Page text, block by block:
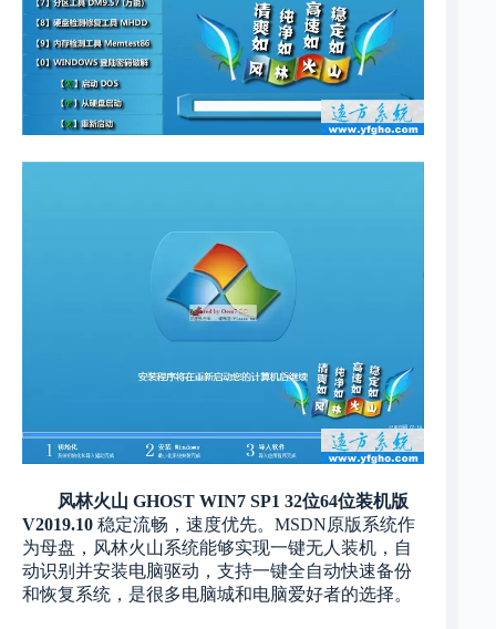
风林火山 GHOST WIN7 SP1 32位64位装机版
V2019.10 稳定流畅，速度优先。MSDN原版系统作
为母盘，风林火山系统能够实现一键无人装机，自
动识别并安装电脑驱动，支持一键全自动快速备份
和恢复系统，是很多电脑城和电脑爱好者的选择。